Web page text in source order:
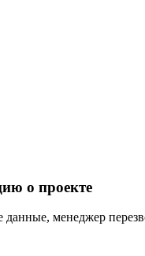
о проекте
данные, менеджер